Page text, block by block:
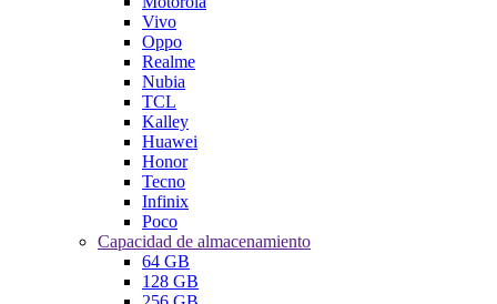
Vivo
Oppo
Realme
Nubia
TCL
Kalley
Huawei
Honor
Tecno
Infinix
Poco
Capacidad de almacenamiento
64 GB
128 GB